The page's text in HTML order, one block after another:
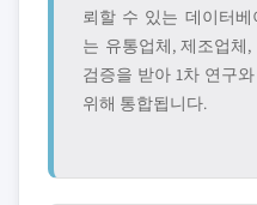
뢰할 수 있는 데이터
는 유통업체, 제조업체
검증을 받아 1차 연구
위해 통합됩니다.